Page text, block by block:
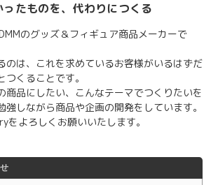
ったものを、代わりにつくる
のグッズ＆フィギュア商品メーカーで
のは、これを求めているお客様がいるはずだ
くることです。
商品にしたい、こんなテーマでつくりたいを
強しながら商品や企画の開発をしています。
をよろしくお願いいたします。